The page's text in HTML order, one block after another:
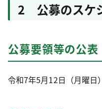
2 公募のスケ
公募要領等の公表
令和7年5月12日（月曜日